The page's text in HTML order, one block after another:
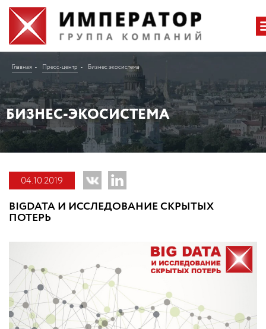
Главная Пресс-центр Бизнес экосистема
БИЗНЕС-ЭКОСИСТЕМА
04.10.2019
BIGDATA И ИССЛЕДОВАНИЕ СКРЫТЫХ
ПОТЕРЬ